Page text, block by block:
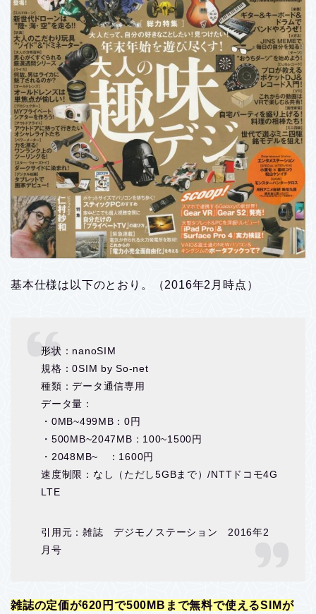
基本仕様は以下のとおり。（2016年2月時点）
形状：nanoSIM
規格：0SIM by So-net
種類：データ通信専用
データ量：
・0MB~499MB：0円
・500MB~2047MB：100~1500円
・2048MB~ ：1600円
速度制限：なし（ただし5GBまで）/NTTドコモ4G
LTE
引用元：雑誌 デジモノステーション 2016年2
月号
雑誌の定価が620円で500MBまで無料で使えるSIMが